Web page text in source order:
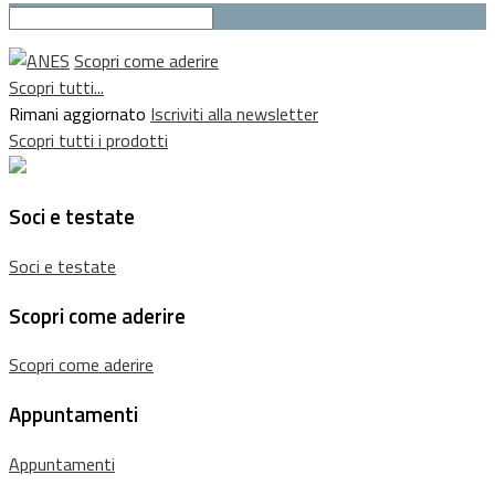
Scopri come aderire
Scopri tutti...
Rimani aggiornato Iscriviti alla newsletter
Scopri tutti i prodotti
Soci e testate
Soci e testate
Scopri come aderire
Scopri come aderire
Appuntamenti
Appuntamenti